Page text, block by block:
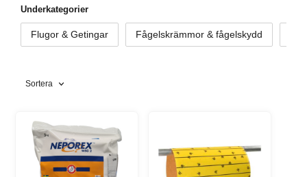
ledande lösningar från varumärken Neporex, Silvalure,
Flyson, Raid by Radar, Silverline, Greenline, Myrr Protect
Home, Neudorff och Mjölner, utvecklade för lantbrukets
specifika behov.
Flugor, getingar och andra flygande insekter kan snabbt
ett brett sortiment för flugbekämpning, insektsbekämpning
och skadedjurskontroll anpassat för stall, ladugård, djurstall,
lantbruk och utomhusbruk.
Underkategorier
Flugor & Getingar Fågelskrämmor & fågelskydd
Sortera